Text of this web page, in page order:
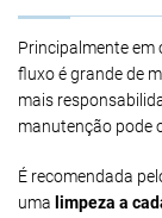
Principalmente em
fluxo é grande de
mais
manutenção pode
É recomendada
uma limpeza a